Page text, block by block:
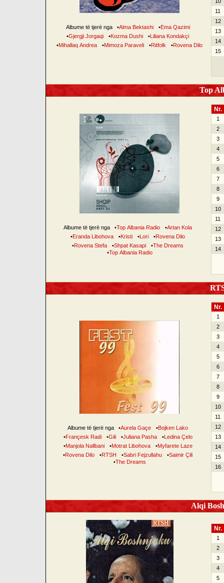
Albume të tjerë nga •Alma Bektashi •Ema Qazimi
•Gjergji Jorgaqi •Kozma Dushi •Liliana Kondakçi
•Mihallaq Andrea •Mimoza Paraveli •Ritfolk •Rovena Dilo
11
12
13
14
15
Top
Albume të tjerë nga •Top Albania Radio •Artan Kola
•Eranda Libohova •Kristi •Lori •Rovena Dilo
•Rovena Stefa •Shpat Kasapi •The Dreams
•Top Albania Radio
Nr.
1
2
3
4
5
6
7
8
9
10
11
12
13
14
Albume të tjerë nga •Aurela Gaçe •Bojken Lako
•Françesk Radi •Gili •Juliana Pasha •Ledina Çelo
•Manjola Nallbani •Motrat Libohova •Myfarete Laze
•Rovena Dilo •RTSH •Sabri Fejzullahu •Saimir Çili
•The Dreams
Nr.
1
2
3
4
5
6
7
8
9
10
11
12
13
14
15
16
Alqi
Nr.
1
2
3
4
5